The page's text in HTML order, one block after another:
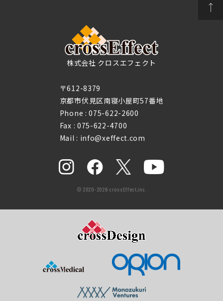
株式会社 クロスエフェクト
〒612-8379
京都市伏見区南寝小屋町57番地
Phone :075-622-2600
Fax : 075-622-4700
Mail : info@xeffect.com
© 2020-2026 crossEffect,inc.